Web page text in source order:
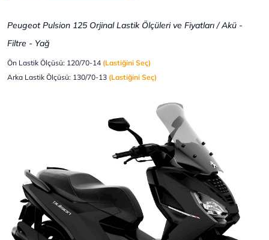
Peugeot Pulsion 125 Orjinal Lastik Ölçüleri ve Fiyatları / Akü -
Filtre - Yağ
Ön Lastik Ölçüsü: 120/70-14 (Lastiğini Seç)
Arka Lastik Ölçüsü: 130/70-13 (Lastiğini Seç)